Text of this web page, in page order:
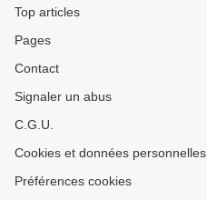
Top articles
Pages
Contact
Signaler un abus
C.G.U.
Cookies et données personnelles
Préférences cookies